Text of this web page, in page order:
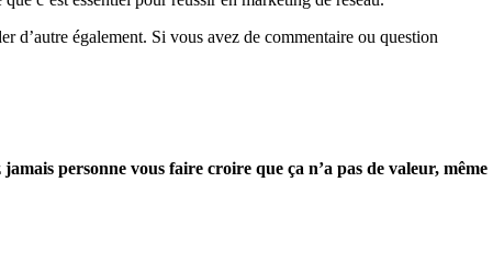
d’autre également. Si vous avez de commentaire ou question
personne vous faire croire que ça n’a pas de valeur, même